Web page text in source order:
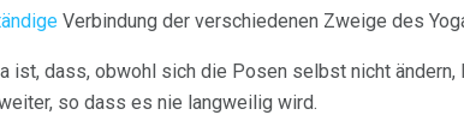
Verbindung der verschiedenen Zweige des
ist, dass, obwohl sich die Posen selbst nicht
so dass es nie langweilig wird.